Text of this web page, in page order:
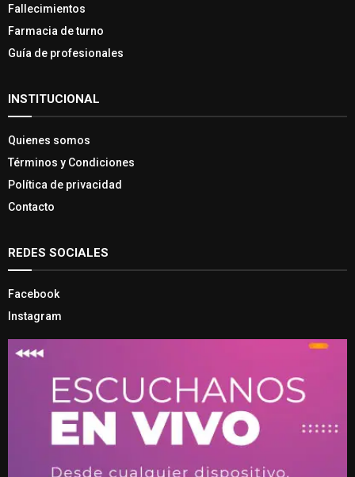
Fallecimientos
Farmacia de turno
Guía de profesionales
INSTITUCIONAL
Quienes somos
Términos y Condiciones
Política de privacidad
Contacto
REDES SOCIALES
Facebook
Instagram